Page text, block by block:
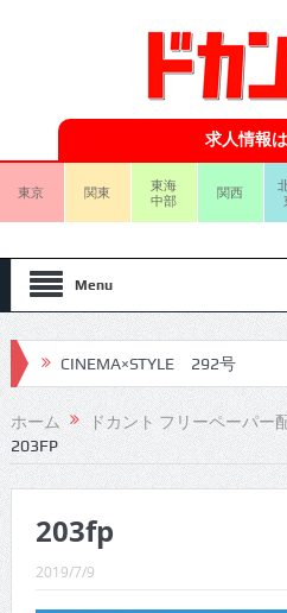
求人情報
東京 関東
東海
中部
関西
Menu
CINEMA×STYLE 292号
CINEMA×STYLE 291号
CINEMA×STYLE 290号
CINEMA×STYLE 288号
ホーム
ドカント フリーペーパー
203FP
203fp
2019/7/9